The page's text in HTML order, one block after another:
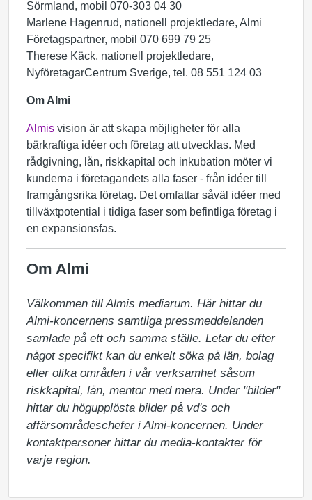
Sörmland, mobil 070-303 04 30
Marlene Hagenrud, nationell projektledare, Almi
Företagspartner, mobil 070 699 79 25
Therese Käck, nationell projektledare,
NyföretagarCentrum Sverige, tel. 08 551 124 03
Om Almi
Almis vision är att skapa möjligheter för alla
bärkraftiga idéer och företag att utvecklas. Med
rådgivning, lån, riskkapital och inkubation möter vi
kunderna i företagandets alla faser - från idéer till
framgångsrika företag. Det omfattar såväl idéer med
tillväxtpotential i tidiga faser som befintliga företag i
en expansionsfas.
Om Almi
Välkommen till Almis mediarum. Här hittar du
Almi-koncernens samtliga pressmeddelanden
samlade på ett och samma ställe. Letar du efter
något specifikt kan du enkelt söka på län, bolag
eller olika områden i vår verksamhet såsom
riskkapital, lån, mentor med mera. Under "bilder"
hittar du högupplösta bilder på vd's och
affärsområdeschefer i Almi-koncernen. Under
kontaktpersoner hittar du media-kontakter för
varje region.